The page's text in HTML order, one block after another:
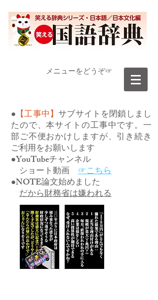
​メニューをどうぞ☞
● 【工事中】サブサイトを閉鎖しまし
たので、本サイトの工事中です。一
部ご不便おかけしますが、引き続き
ご利用をお願いします
●YouTubeチャンネル
ショート動画 ☞こちら
●NOTE論文始めました
だから財務省は嫌われる